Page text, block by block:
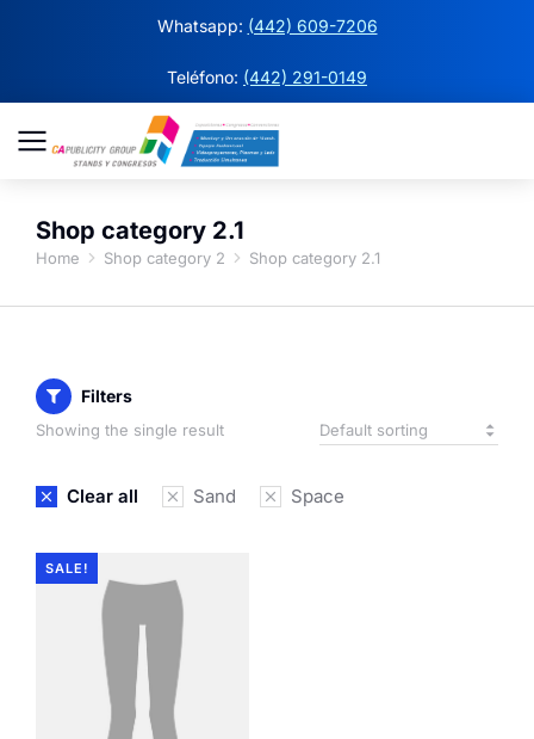
Teléfono: (442) 291-0149
Whatsapp: (442) 609-7206
Shop category 2.1
You are here:
Home Shop category 2 Shop category 2.1
Filters
Showing the single result
Clear all Sand Space
SALE!